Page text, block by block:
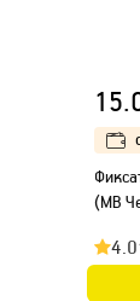
(МВ
4.0